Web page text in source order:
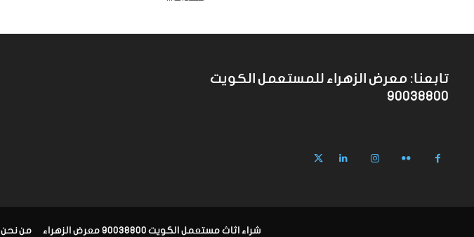
تابعنا: معرض الزهراء للمستعمل الكويت
90038800
شراء اثاث مستعمل الكويت 90038800 معرض الزهراء من نحن